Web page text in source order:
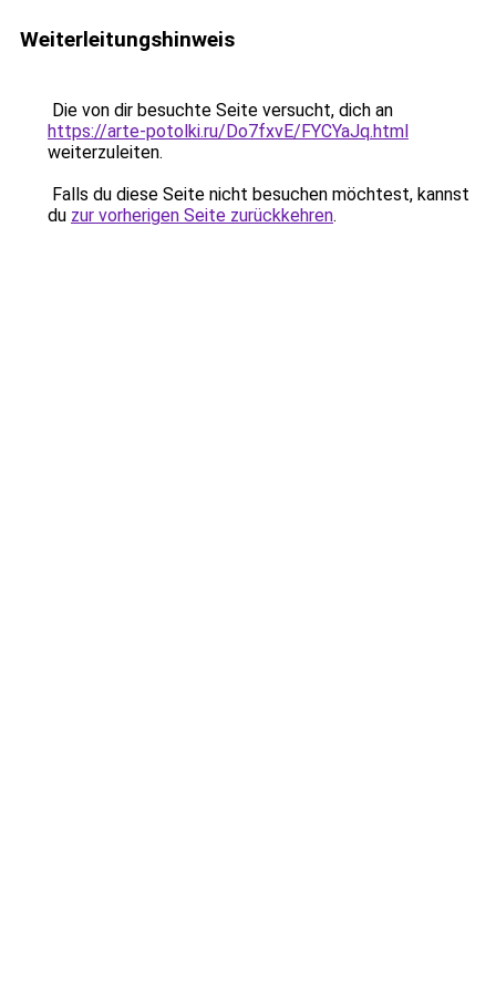
Weiterleitungshinweis
Die von dir besuchte Seite versucht, dich an
https://arte-potolki.ru/Do7fxvE/FYCYaJq.html
weiterzuleiten.
Falls du diese Seite nicht besuchen möchtest, kannst
du zur vorherigen Seite zurückkehren.